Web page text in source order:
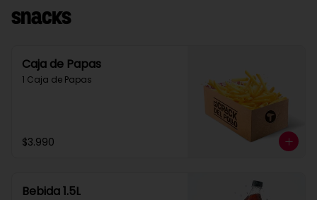
Snacks
Caja de Papas
1 Caja de Papas
$3.990
Bebida 1.5L